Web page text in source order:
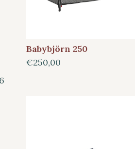
Babybjörn 250
€250,00